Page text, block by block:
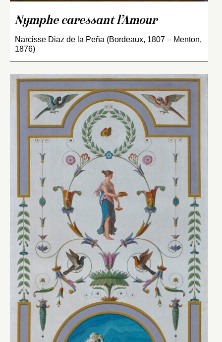
Nymphe caressant l’Amour
Narcisse Diaz de la Peña (Bordeaux, 1807 – Menton,
1876)